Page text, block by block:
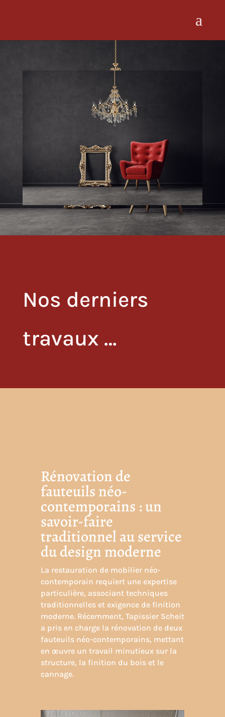
Nos derniers
travaux …
Rénovation de
fauteuils néo-
contemporains : un
savoir-faire
traditionnel au service
du design moderne
La restauration de mobilier néo-
contemporain requiert une expertise
particulière, associant techniques
traditionnelles et exigence de finition
moderne. Récemment, Tapissier Scheit
a pris en charge la rénovation de deux
fauteuils néo-contemporains, mettant
en œuvre un travail minutieux sur la
structure, la finition du bois et le
cannage.